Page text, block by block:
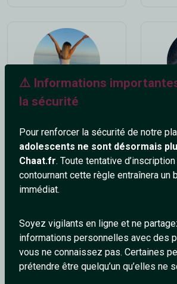
⚠️ Informations
la sécurité
Pour renforcer la sécurité de notre
adolescents ne sont désormais
Chaat.fr. Toute tentative d’inscription
contournant cette règle entraînera un
immédiat.
Soyez vigilants en ligne et ne
informations personnelles avec des
vous ne connaissez pas. Certaines
prétendre être quelqu’un qu’elles ne
31 ans
hoplala59